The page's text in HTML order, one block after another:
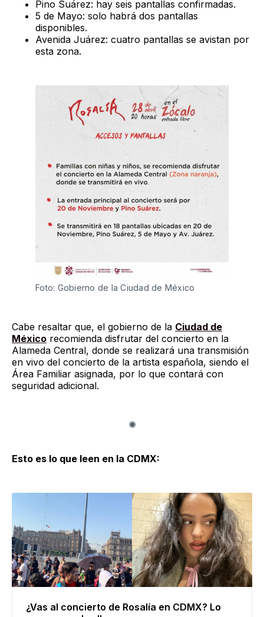
Pino Suárez: hay seis pantallas confirmadas.
5 de Mayo: solo habrá dos pantallas
disponibles.
Avenida Juárez: cuatro pantallas se avistan por
esta zona.
Foto: Gobierno de la Ciudad de México
Cabe resaltar que, el gobierno de la Ciudad de
México recomienda disfrutar del concierto en la
Alameda Central, donde se realizará una transmisión
en vivo del concierto de la artista española, siendo el
Área Familiar asignada, por lo que contará con
seguridad adicional.
Esto es lo que leen en la CDMX:
¿Vas al concierto de Rosalía en CDMX? Lo